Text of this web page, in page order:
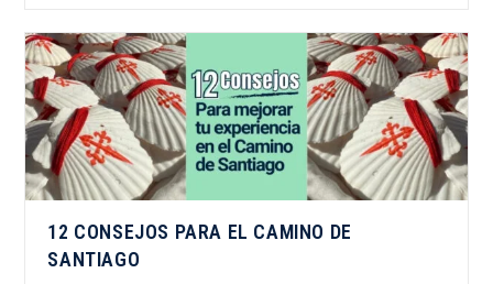
12 CONSEJOS PARA EL CAMINO DE
SANTIAGO